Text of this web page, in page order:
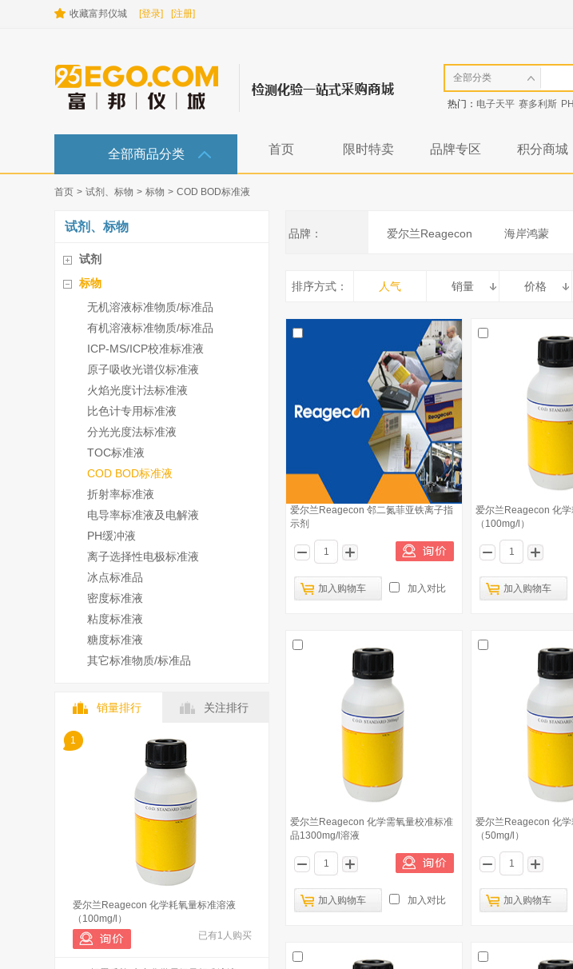
收藏富邦仪城 [登录] [注册]
全部分类
热门： 电子天平 赛多利斯
全部商品分类 首页 限时特卖 品牌专区 积分商城
首页 > 试剂、标物 > 标物 > COD BOD标准液
试剂、标物
试剂
标物
无机溶液标准物质/标准品
有机溶液标准物质/标准品
ICP-MS/ICP校准标准液
原子吸收光谱仪标准液
火焰光度计法标准液
比色计专用标准液
分光光度法标准液
TOC标准液
COD BOD标准液
折射率标准液
电导率标准液及电解液
PH缓冲液
离子选择性电极标准液
冰点标准品
密度标准液
粘度标准液
糖度标准液
其它标准物质/标准品
销量排行 关注排行
1
爱尔兰Reagecon 化学耗氧量标准溶液
（100mg/l）
已有1人购买
品牌： 爱尔兰Reagecon 海岸鸿蒙
排序方式： 人气 销量 价格
爱尔兰Reagecon 邻二氮菲亚铁离子指
示剂
加入购物车 加入对比
爱尔兰Reagecon 化
（100mg/l）
加入购物车
爱尔兰Reagecon 化学需氧量校准标准
品1300mg/l溶液
加入购物车 加入对比
爱尔兰Reagecon 化
（50mg/l）
加入购物车